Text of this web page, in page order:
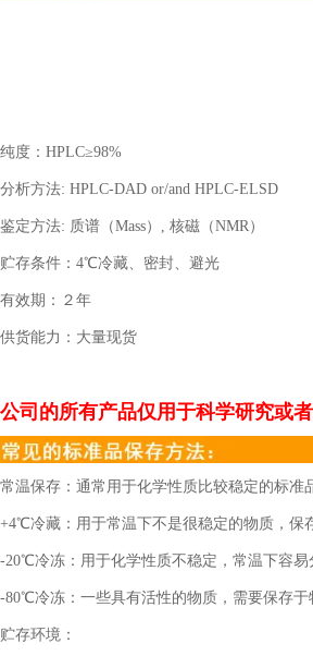
纯度： HPLC≥98%
分析方法: HPLC-DAD or/and HPLC-ELSD
鉴定方法: 质谱（Mass） , 核磁（NMR）
贮存条件： 4℃冷藏、密封、避光
有效期：２年
供货能力：大量现货
公司的所有产品仅用于科学研究或
常温保存：通常用于化学性质比较稳定的标准
+4℃冷藏：用于常温下不是很稳定的物质，保
-20℃冷冻：用于化学性质不稳定，常温下容易
-80℃冷冻：一些具有活性的物质，需要保存于
贮存环境：